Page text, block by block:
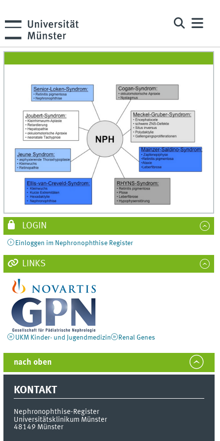
LOGIN
Einloggen im Nephronophthise Register
LINKS
UKM Kinder- und Jugendmedizin Renal Genes
nach oben
KONTAKT
Nephronophthise-Register
Universitätsklinikum Münster
48149 Münster